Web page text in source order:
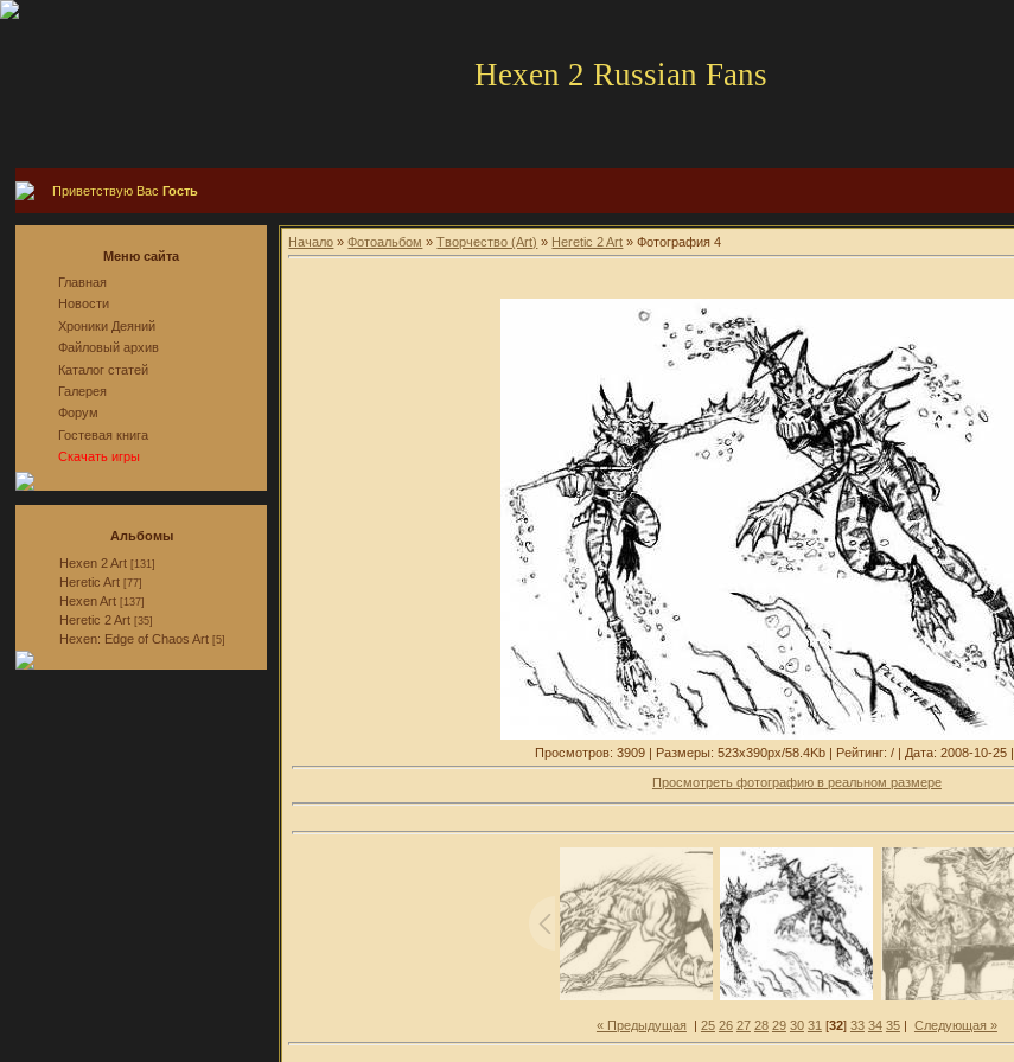
Hexen 2 Russian Fans
Приветствую ВасГость
Меню сайта
Главная
Новости
Хроники Деяний
Файловый архив
Каталог статей
Галерея
Форум
Гостевая книга
Скачать игры
Альбомы
Hexen 2 Art [131]
Heretic Art [77]
Hexen Art [137]
Heretic 2 Art [35]
Hexen: Edge of Chaos Art [5]
Начало »Фотоальбом »Творчество (Art) » Heretic 2 Art » Фотография 4
Просмотров: 3909 | Размеры: 523x390px/58.4Kb | Рейтинг: / | Дата: 2008-10-25 |
Просмотреть фотографию в реальном размере
« Предыдущая | 25 26 27 28 29 30 31 [32] 33 34 35| Следующая »